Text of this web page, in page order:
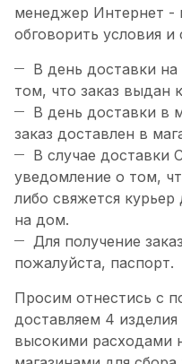
менеджер Интернет -
обговорить условия и
В день доставки
том, что заказ выдан
В день доставки в
заказ доставлен в
В случае доставки
уведомление о том,
либо свяжется курьер
на дом.
Для получение
пожалуйста, паспорт.
Просим отнестись с
доставляем 4
высокими расходами